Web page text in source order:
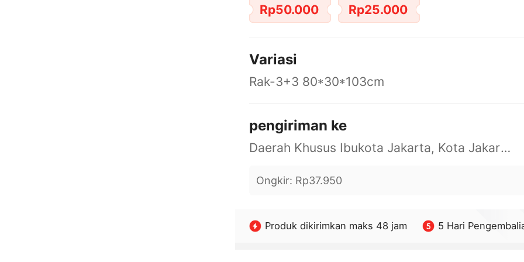
Rp50.000 Rp25.000
Variasi
Rak-3+3 80*30*103cm
pengiriman ke
Daerah Khusus Ibukota Jakarta, Kota Jakarta Barat, Cengkareng, yy
Ongkir: Rp37.950
Produk dikirimkan maks 48 jam 5 Hari